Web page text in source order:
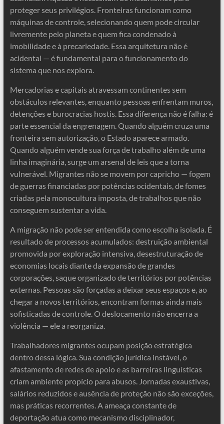
proteger seus privilégios. Fronteiras funcionam como
máquinas de controle, selecionando quem pode circular
livremente pelo planeta e quem fica condenado à
imobilidade e à precariedade. Essa arquitetura não é
acidental — é fundamental para o funcionamento do
sistema que nos explora.
Mercadorias e capitais atravessam continentes sem
obstáculos relevantes, enquanto pessoas enfrentam muros,
detenções e burocracias hostis. Essa diferença não é falha: é
parte essencial da engrenagem. Quando alguém cruza uma
fronteira sem autorização, o Estado aparece armado.
Quando alguém vende sua força de trabalho além de uma
linha imaginária, surge um arsenal de leis que a torna
vulnerável. Migrantes não se movem por capricho — fogem
de guerras financiadas por potências ocidentais, de fomes
criadas pela monocultura imposta, de trabalhos que não
conseguem sustentar a vida.
A migração não pode ser entendida como escolha isolada. É
resultado de processos acumulados: destruição ambiental
promovida por exploração intensiva, desestruturação de
economias locais diante da expansão de grandes
corporações, saque organizado de territórios por potências
externas. Pessoas são forçadas a deixar seus espaços e, ao
chegar a novos territórios, encontram formas ainda mais
sofisticadas de controle. O deslocamento não encerra a
violência — ele a reorganiza.
Trabalhadores migrantes ocupam posição estratégica
dentro dessa lógica. Sua condição jurídica instável, o
afastamento de redes de apoio e as barreiras linguísticas
criam ambiente propício para abusos. Jornadas exaustivas,
salários reduzidos e ausência de proteção não são exceções,
mas práticas recorrentes. A ameaça constante de
deportação atua como mecanismo disciplinador,